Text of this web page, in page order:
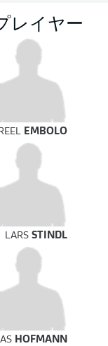
レイヤー
EMBOLO
LARSSTINDL
HOFMANN